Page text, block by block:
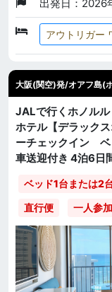
出発日：2026
アウトリガー
大阪(関空)発/オアフ島(
JALで行くホノル
ホテル【デラック
ーチェックイン ベ
車送迎付き 4泊6日
ベッド1台または2
直行便
一人参